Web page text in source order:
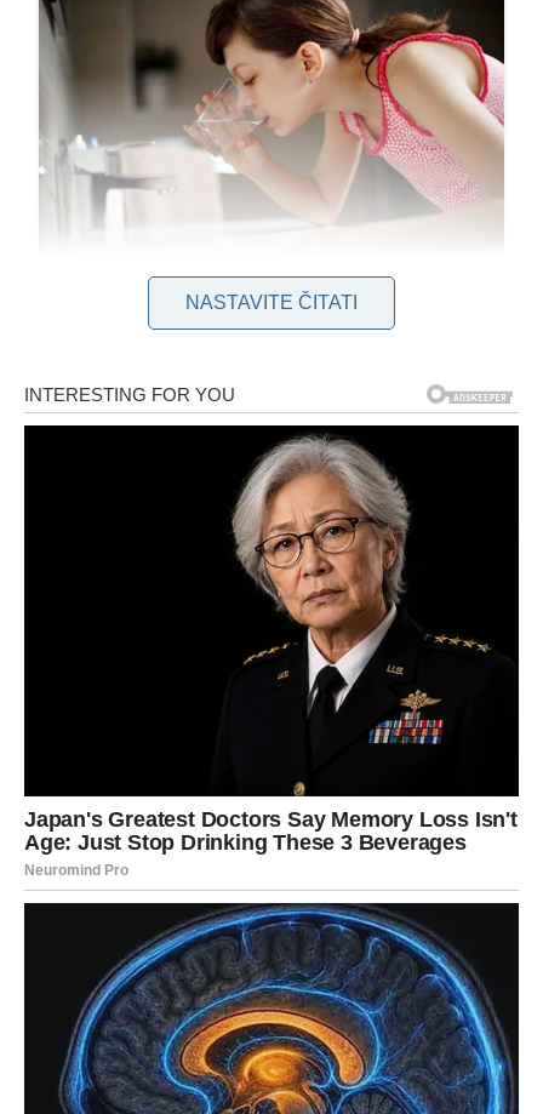
Prošlo je više od trideset godina otkako mi je baka prvi put
napravila taj napitak, trenutak koji je potpuno zarobio moja
osjetila. Živo se sjećam osebujnog okusa koji mi je probudio
sjećanja na plodnu zemlju iz djetinjstva koja je uspijevala u
bakinom vrtu. Tijekom tog susreta upoznala me s pićem koje
će se pokazati ključnim u mom daljem životu. Duboko sam joj
zahvalan što je prenijela važnost ovog pića, koje je, usprkos
prethodnoj reputaciji nepoželjnog, uistinu izuzetna blagodat za
naše blagostanje. U današnje vrijeme vidljivo je da je ovaj
modernih pića.
Predmet rasprave je Melta, napitak koji je stekao legendarni
status iz davnih vremena. Ova jedinstvena mješavina kave
sastoji se od korijena cikorije, šećerne repe, zdrobljenog ječma
i raži. Uključivanje korijena cikorije ističe ovu mješavinu, jer je
to sastojak koji se rijetko susreće u konvencionalnoj
svakodnevnoj hrani, ali nudi izvanredne prednosti za ljudsko
zdravlje. Iako možda nije široko poznata, cikorija je vrlo
korisna za probavni sustav, a istovremeno djeluje umirujuće i
NASTAVITE ČITATI